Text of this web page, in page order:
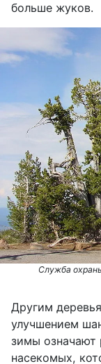
больше жуков.
Служба
Другим
улучшением
зимы означают
насекомых,